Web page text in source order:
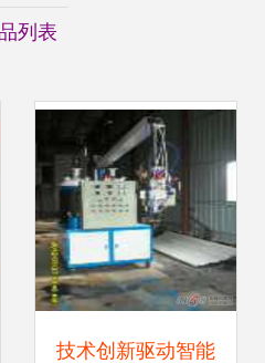
列表
技术创新驱动智能